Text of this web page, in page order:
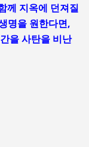
께 지옥에 던져질
명을 원한다면,
을 사탄을 비난